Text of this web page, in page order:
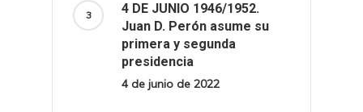
4 DE JUNIO 1946/1952.
Juan D. Perón asume su
primera y segunda
presidencia
4 de junio de 2022